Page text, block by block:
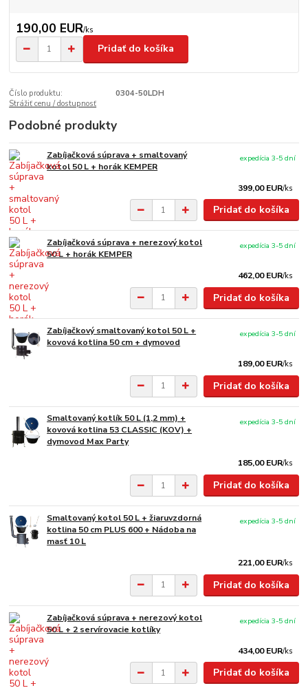
190,00 EUR/ks
Pridať do košíka
Číslo produktu:
0304-50LDH
Strážiť cenu / dostupnosť
Podobné produkty
Zabíjačková súprava + smaltovaný
kotol 50 L + horák KEMPER
399,00 EUR/ks
expedícia 3-5 dní
Pridať do košíka
Zabíjačková súprava + nerezový kotol
50 L + horák KEMPER
462,00 EUR/ks
expedícia 3-5 dní
Pridať do košíka
Zabíjačkový smaltovaný kotol 50 L +
kovová kotlina 50 cm + dymovod
189,00 EUR/ks
expedícia 3-5 dní
Pridať do košíka
Smaltovaný kotlík 50 L (1,2 mm) +
kovová kotlina 53 CLASSIC (KOV) +
dymovod Max Party
185,00 EUR/ks
expedícia 3-5 dní
Pridať do košíka
Smaltovaný kotol 50 L + žiaruvzdorná
kotlina 50 cm PLUS 600 + Nádoba na
masť 10 L
221,00 EUR/ks
expedícia 3-5 dní
Pridať do košíka
Zabíjačková súprava + nerezový kotol
50 L + 2 servírovacie kotlíky
434,00 EUR/ks
expedícia 3-5 dní
Pridať do košíka